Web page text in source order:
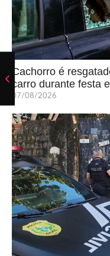
Cachorro é
carro durante festa
07/08/2026